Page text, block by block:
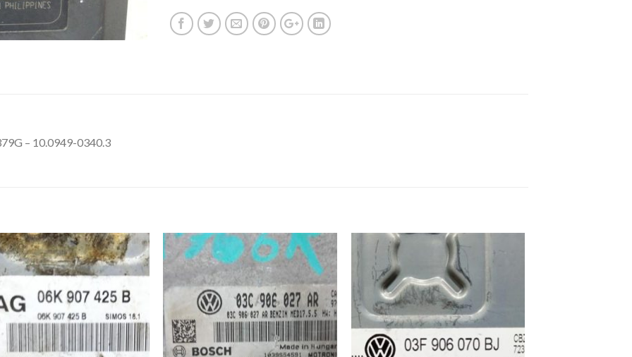
– 10.0949-0340.3
İstek
Listeme
Ekle
İstek
Listeme
Ekle
Listeme